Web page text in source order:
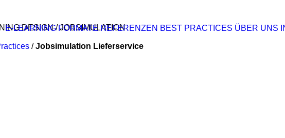
E-LEARNING FORMATE REFERENZEN BEST PRACTICES ÜBER UNS
DESIGN / JOBSIMULATION
/Jobsimulation Lieferservice